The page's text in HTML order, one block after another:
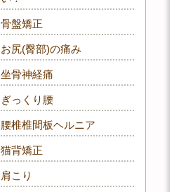
骨盤矯正
お尻(臀部)の痛み
坐骨神経痛
ぎっくり腰
腰椎椎間板ヘルニア
猫背矯正
肩こり